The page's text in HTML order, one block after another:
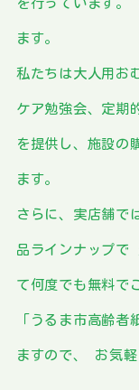
を行っています。
ます。
私たちは大人用お
ケア勉強会、定期
を提供し、施設の
ます。
さらに、実店舗で
品ラインナップで
て何度でも無料で
「うるま市高齢者
ますので、 お気軽